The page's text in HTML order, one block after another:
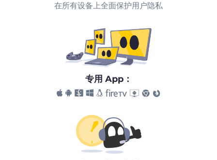
在所有设备上全面保护用户隐私
专用 App：